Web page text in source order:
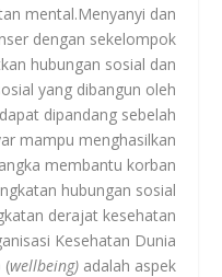
mental.Menyanyi dan
dengan sekelompok
hubungan sosial dan
yang dibangun oleh
dipandang sebelah
mampu menghasilkan
membantu korban
hubungan sosial
derajat kesehatan
Kesehatan Dunia
(wellbeing)adalah aspek